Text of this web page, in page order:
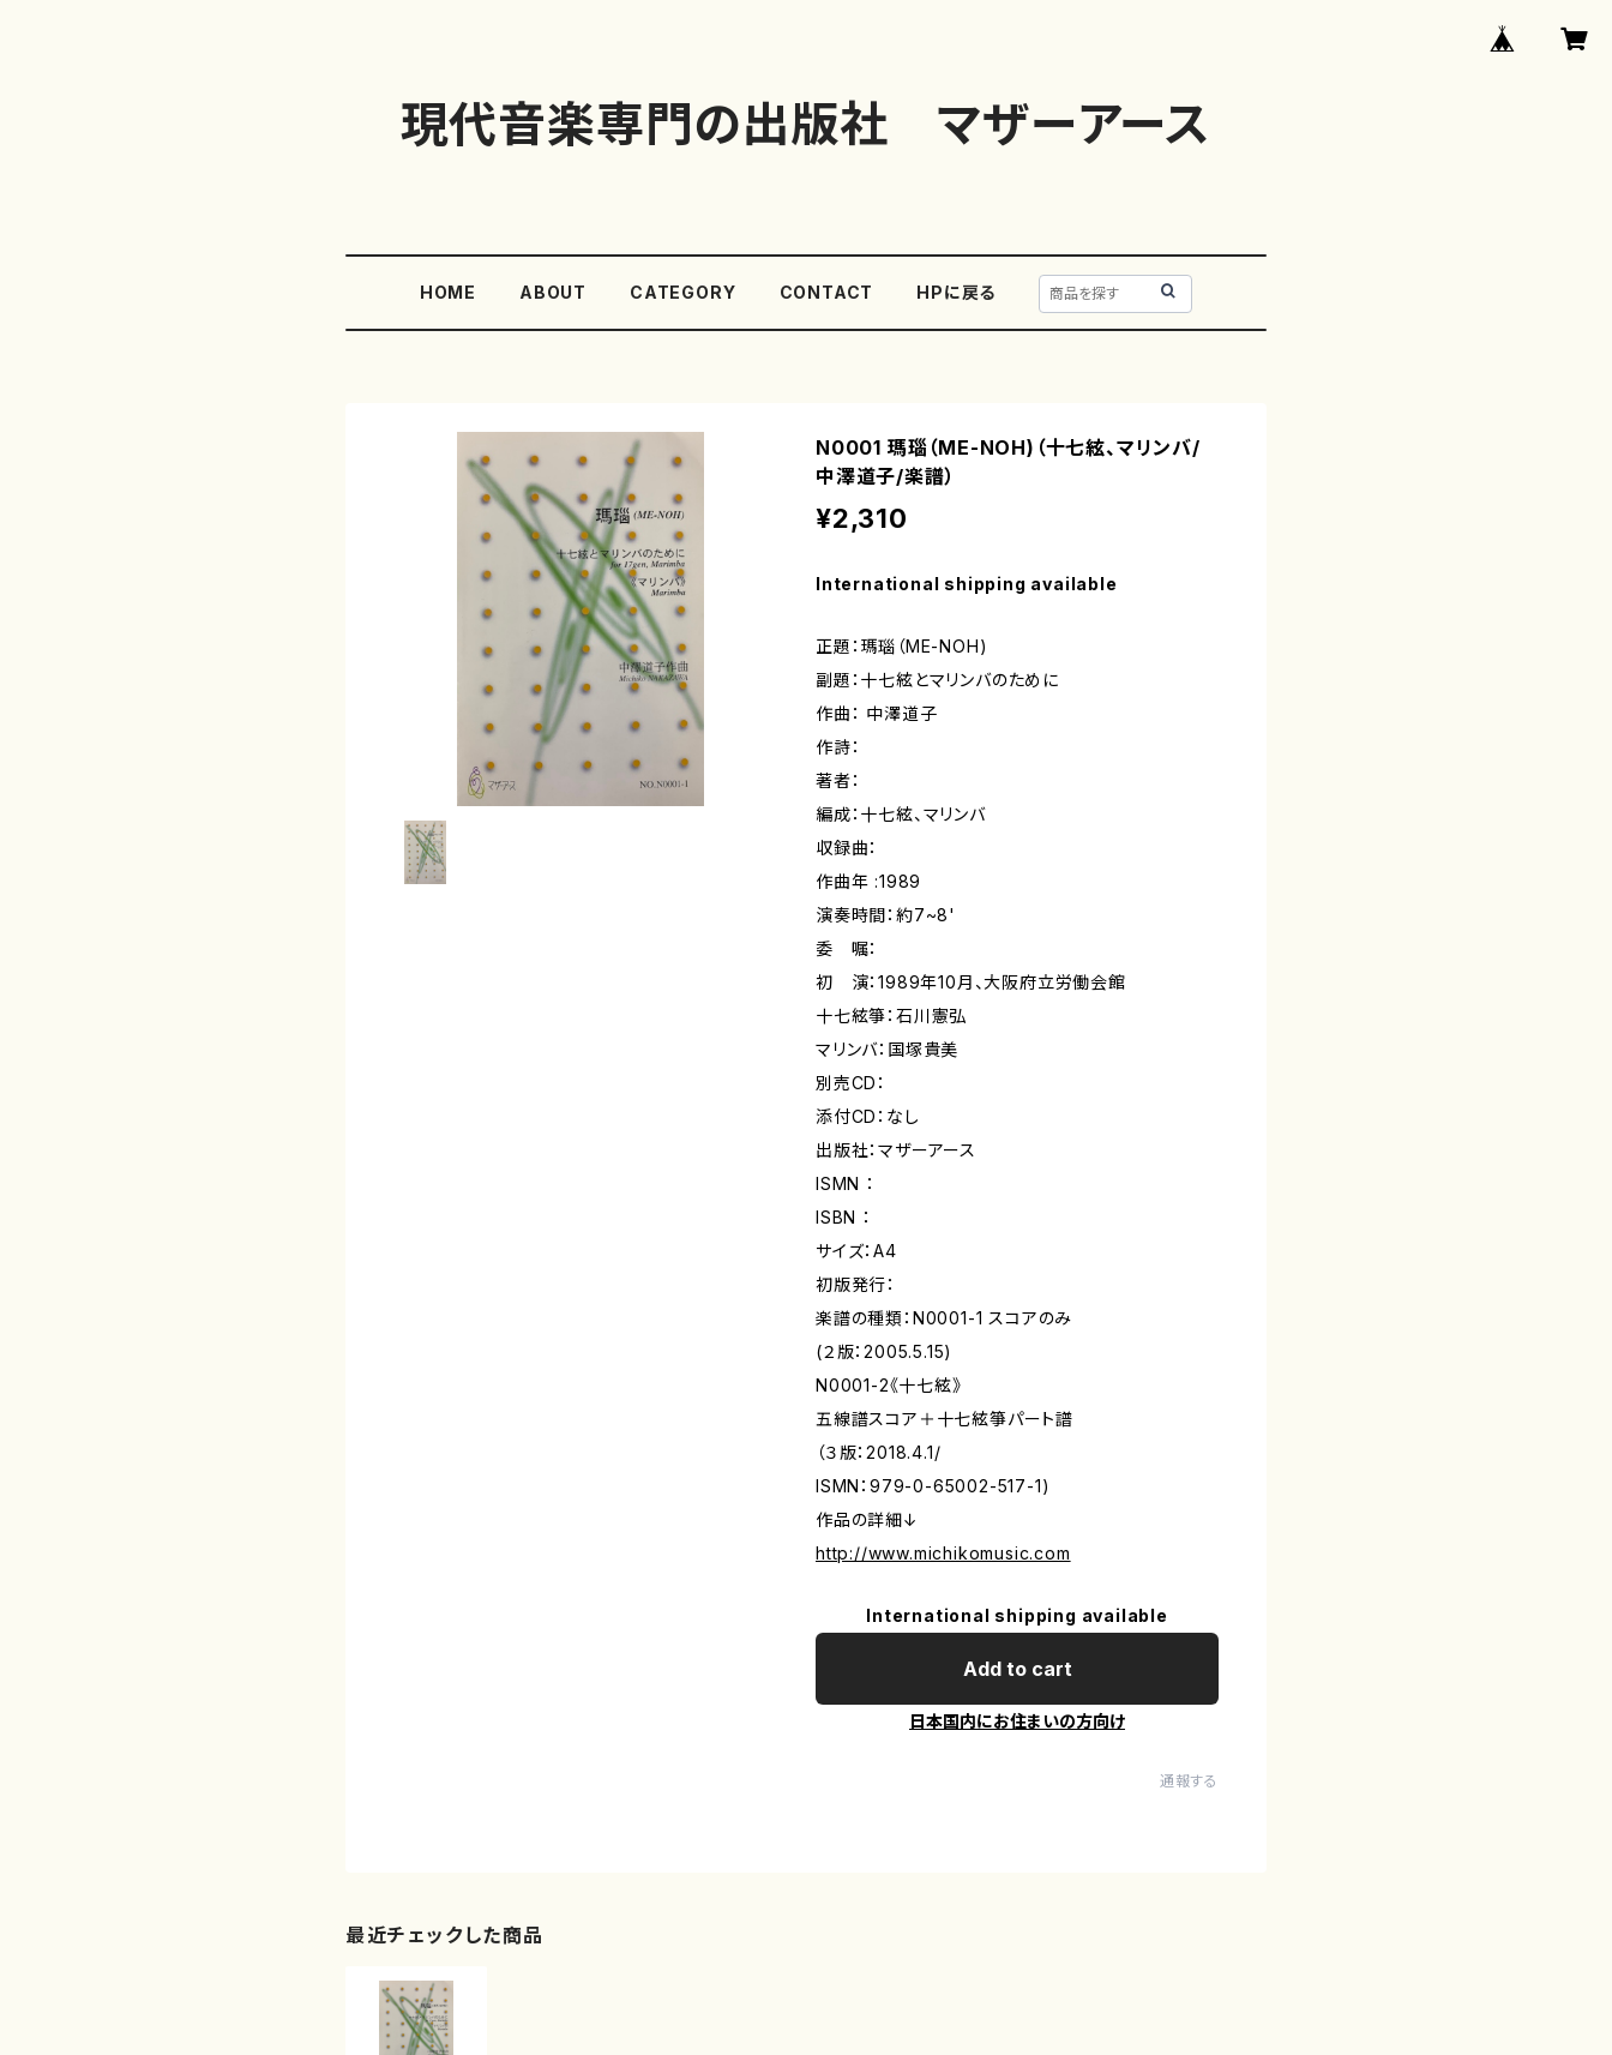
現代音楽専門の出版社 マザーアース
HOME ABOUT CATEGORY CONTACT HPに戻る
N0001 瑪瑙（ME-NOH)（十七絃、マリンバ/
中澤道子/楽譜）
¥2,310
International shipping available
正題：瑪瑙（ME-NOH)
副題：十七絃とマリンバのために
作曲： 中澤道子
作詩：
著者：
編成：十七絃、マリンバ
収録曲：
作曲年 :1989
演奏時間：約7~8'
委 嘱：
初 演：1989年10月、大阪府立労働会館
十七絃箏：石川憲弘
マリンバ：国塚貴美
別売CD：
添付CD：なし
出版社：マザーアース
ISMN ：
ISBN ：
サイズ：A4
初版発行：
楽譜の種類：N0001-1 スコアのみ
(２版：2005.5.15)
N0001-2《十七絃》
五線譜スコア＋十七絃箏パート譜
（３版：2018.4.1/
ISMN：979-0-65002-517-1)
作品の詳細↓
http://www.michikomusic.com
International shipping available
Add to cart
日本国内にお住まいの方向け
通報する
最近チェックした商品